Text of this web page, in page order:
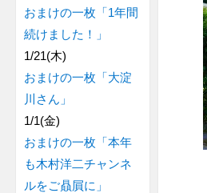
おまけの一枚「1年間
続けました！」
1/21(木)
おまけの一枚「大淀
川さん」
1/1(金)
おまけの一枚「本年
も木村洋二チャンネ
ルをご贔屓に」